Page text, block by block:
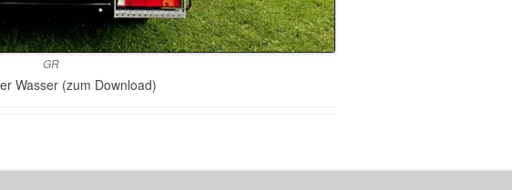
GR
Wasser (zum Download)